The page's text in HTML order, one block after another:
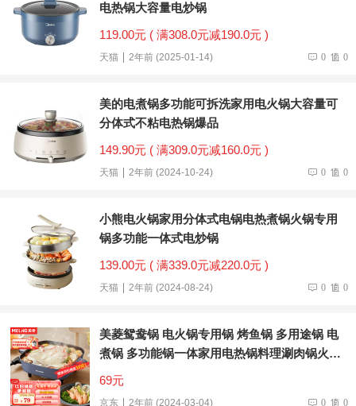
电热锅大容量电炒锅
119.00元 ( 满308.0元减190.0元 )
天猫 2年前 (2025-01-14) 0 0
美的电煮锅多功能可拆洗家用电火锅大容量可
分体式不粘电热锅爆品
149.90元 ( 满309.0元减160.0元 )
天猫 2年前 (2024-10-24) 0 0
小熊电火锅家用分体式电锅电热煮锅火锅专用
锅多功能一体式电炒锅
139.00元 ( 满339.0元减220.0元 )
天猫 2年前 (2024-08-24) 0 0
美菱鸳鸯锅 电火锅专用锅 烤鱼锅 多用途锅 电
煮锅 多功能锅一体家用电热锅料理涮肉锅火锅
锅具 夜宴蓝丨 5L 丨2-5人
69元
京东 2年前 (2024-03-04) 0 0